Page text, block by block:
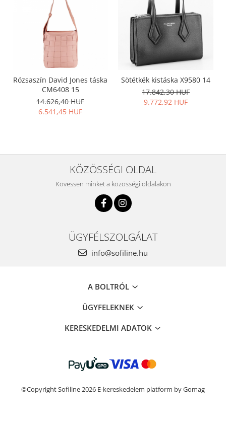
Rózsaszín David Jones táska
CM6408 15
14.626,40 HUF
6.541,45 HUF
Sötétkék kistáska X9580 14
17.842,30 HUF
9.772,92 HUF
KÖZÖSSÉGI OLDAL
Kövessen minket a közösségi oldalakon
ÜGYFÉLSZOLGÁLAT
info@sofiline.hu
A BOLTRÓL
ÜGYFELEKNEK
KERESKEDELMI ADATOK
©Copyright Sofiline 2026 E-kereskedelem platform by Gomag